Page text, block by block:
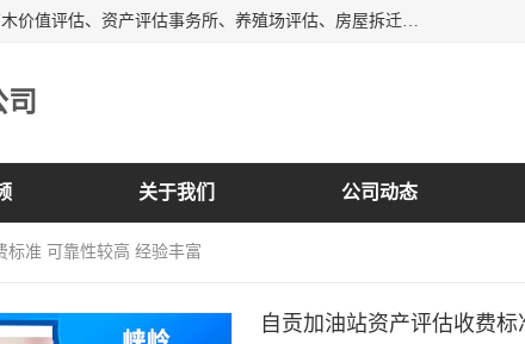
峡岭（重庆）第三方评估咨询有限公司主营：房屋拆迁征收评估、花卉苗木价值评估、资产评估事务所、养殖场评估、房屋拆迁服务公司等，形成了综合一体化的资产评估、财务审计和资产优化处置服务，是在全国同行业中资质全、业务服务范围广、具有影响力的综合服务机构。
关于我们 公司动态
标准 可靠性较高 经验丰富
自贡加油站资产评估收费